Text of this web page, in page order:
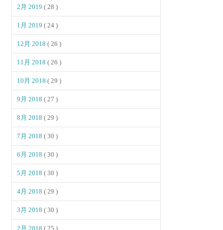
2月 2019( 28 )
1月 2019( 24 )
12月 2018( 26 )
11月 2018( 26 )
10月 2018( 29 )
9月 2018( 27 )
8月 2018( 29 )
7月 2018( 30 )
6月 2018( 30 )
5月 2018( 30 )
4月 2018( 29 )
3月 2018( 30 )
2月 2018( 25 )